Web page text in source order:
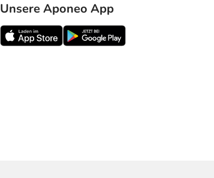
Unsere Aponeo App